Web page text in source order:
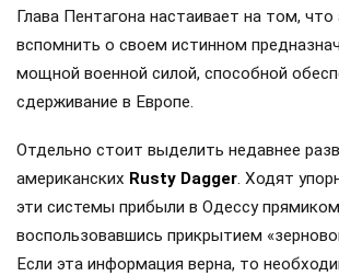
Глава Пентагона настаивает на том, что
вспомнить о своем истинном
мощной военной силой, способной
сдерживание в Европе.
Отдельно стоит выделить недавнее
американских Rusty Dagger. Ходят
эти системы прибыли в Одессу
воспользовавшись прикрытием
Если эта информация верна, то